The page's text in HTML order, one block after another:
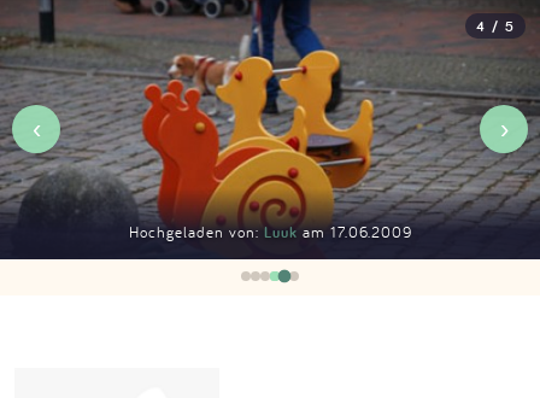
Partner
Kontakt
Impressum
Anmelden
Hochgeladen von:Luukam 17.06.2009
4 / 5
‹ ›